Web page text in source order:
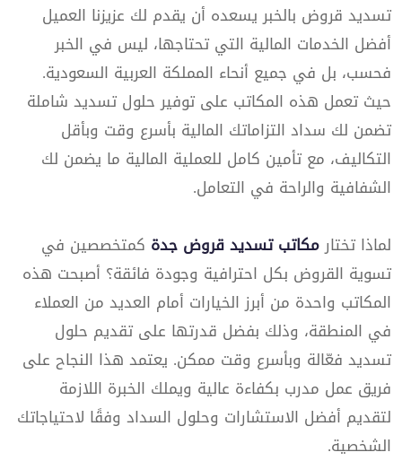
تسديد قروض بالخبر يسعده أن يقدم لك عزيزنا العميل
أفضل الخدمات المالية التي تحتاجها، ليس في الخبر
فحسب، بل في جميع أنحاء المملكة العربية السعودية.
حيث تعمل هذه المكاتب على توفير حلول تسديد شاملة
تضمن لك سداد التزاماتك المالية بأسرع وقت وبأقل
التكاليف، مع تأمين كامل للعملية المالية ما يضمن لك
الشفافية والراحة في التعامل.
لماذا تختارمكاتب تسديد قروض جدة كمتخصصين في
تسوية القروض بكل احترافية وجودة فائقة؟ أصبحت هذه
المكاتب واحدة من أبرز الخيارات أمام العديد من العملاء
في المنطقة، وذلك بفضل قدرتها على تقديم حلول
تسديد فعّالة وبأسرع وقت ممكن. يعتمد هذا النجاح على
فريق عمل مدرب بكفاءة عالية ويملك الخبرة اللازمة
لتقديم أفضل الاستشارات وحلول السداد وفقًا لاحتياجاتك
الشخصية.